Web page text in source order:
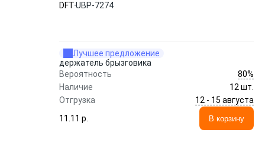
DFTUBP-7274
Лучшее предложение
держатель брызговика
Вероятность
80%
Наличие
12 шт.
Отгрузка
12 - 15 августа
11.11 p.
В корзину